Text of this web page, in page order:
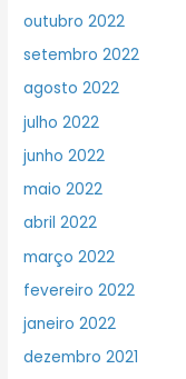
outubro 2022
setembro 2022
agosto 2022
julho 2022
junho 2022
maio 2022
abril 2022
março 2022
fevereiro 2022
janeiro 2022
dezembro 2021